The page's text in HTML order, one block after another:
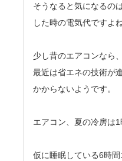
そうなると気になるの
した時の電気代ですよ
少し昔のエアコンなら
最近は省エネの技術が
かからないようです。
エアコン、夏の冷房は1
仮に睡眠している6時